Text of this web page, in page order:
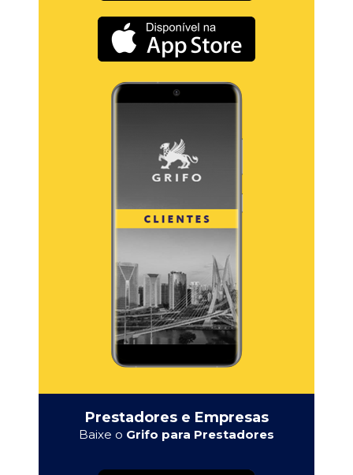
Prestadores e Empresas
Baixe o Grifo para Prestadores